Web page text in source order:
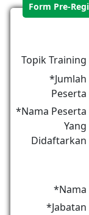
Form Pre-
Topik Training
*Jumlah
Peserta
*Nama Peserta
Yang
Didaftarkan
*Nama
*Jabatan